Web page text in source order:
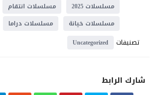
مسلسلات 2025
مسلسلات انتقام
مسلسلات خيانة
مسلسلات دراما
تصنيفات Uncategorized
شارك الرابط